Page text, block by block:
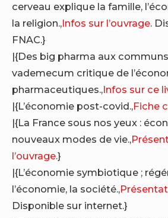
cerveau explique la famille,
la religion.,Infos sur l’ouvrage.
FNAC.}
|{Des big pharma aux
vademecum critique de
pharmaceutiques.,Infos sur ce
|{L’économie post-covid.,Fiche
|{La France sous nos yeux :
nouveaux modes de vie.,
l’ouvrage.}
|{L’économie symbiotique ;
l’économie, la société.,
Disponible sur internet.}